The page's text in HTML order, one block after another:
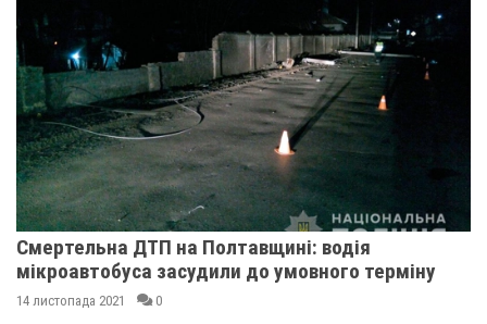
Смертельна ДТП на Полтавщині: водія
мікроавтобуса засудили до умовного терміну
14 листопада 2021 0